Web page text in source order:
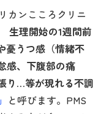
カンこころクリニ
生理開始の1週間前
憂うつ感（情緒不
感、下腹部の痛
り…等が現れる不調
と呼びます。PMS